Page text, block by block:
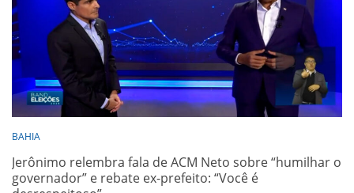
BAHIA
Jerônimo relembra fala de ACM Neto sobre “humilhar o
governador” e rebate ex-prefeito: “Você é